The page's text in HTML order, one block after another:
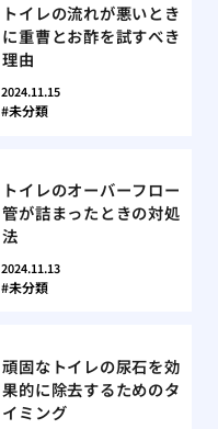
トイレの流れが悪いとき
に重曹とお酢を試すべき
理由
2024.11.15
未分類
トイレのオーバーフロー
管が詰まったときの対処
法
2024.11.13
未分類
頑固なトイレの尿石を効
果的に除去するためのタ
イミング